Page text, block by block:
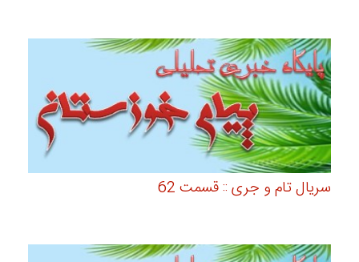
سریال تام و جری :: قسمت 62